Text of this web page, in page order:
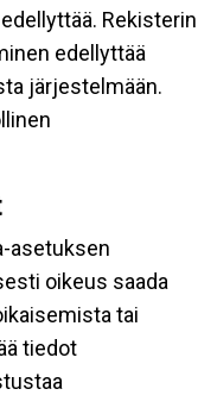
Rekisterin
edellyttää
järjestelmään.
asetuksen
oikeus saada
tai
tiedot